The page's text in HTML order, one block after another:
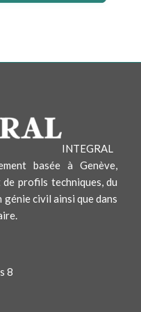
INTEGRAL
basée à Genève,
profils techniques, du
civil ainsi que dans
8